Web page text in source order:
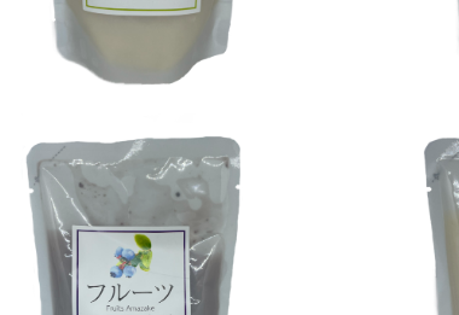
あまざけ ブルーベリー
SOLD OUT